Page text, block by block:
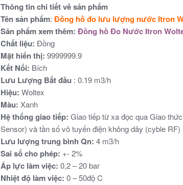
Thông tin chi tiết về sản phẩm
Tên sản phẩm: Đồng hồ đo lưu lượng nước Itron
Sản phẩm xem thêm: Đồng hồ Đo Nước Itron
Chất liệu: Đồng
Mặt hiển thị: 9999999.9
Kết Nối: Bích
Lưu Lượng Bắt đầu : 0.19 m3/h
Hiệu: Woltex
Màu: Xanh
Hệ thống giao tiếp: Giao tiếp từ xa đọc qua Giao
Sensor) và tần số vô tuyến điện không dây (cyble RF)
Lưu lượng trung bình Qn: 4 m3/h
Sai số cho phép: +- 2%
Áp lực làm việc: 0,2 – 20 bar
Nhiệt độ làm việc: 0 – 50độ C